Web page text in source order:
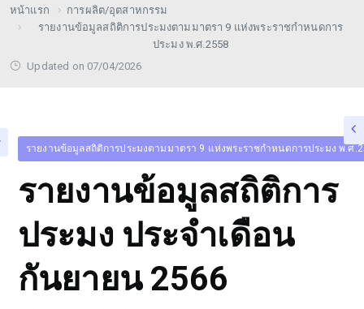
หน้าแรก
การผลิต/อุตสาหกรรม
รายงานข้อมูลสถิติการประมงตามมาตรา 9 แห่งพระราชกำหนดการ
ประมง พ.ศ.2558
Updated on 07/04/2026
รายงานข้อมูลสถิติการประมงตามมาตรา 9 แห่งพระราชกำหนดการประมง พ.ศ
รายงานข้อมูลสถิติการ
ประมง ประจำเดือน
กันยายน 2566